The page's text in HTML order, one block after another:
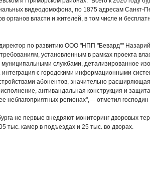
видеодомофона, по 1875 адресам Санкт-
органов власти и жителей, в том числе и
директор по развитию ООО "НПП "Бевард""
требованиям, установленным в рамках проекта
службами, детализированное
с городскими информационными
абонентов, значительно
антивандальная конструкция и
неблагоприятных регионах",— отметил
не первые внедряют мониторинг дворовых
тыс. камер в подъездах и 25 тыс. во дворах.